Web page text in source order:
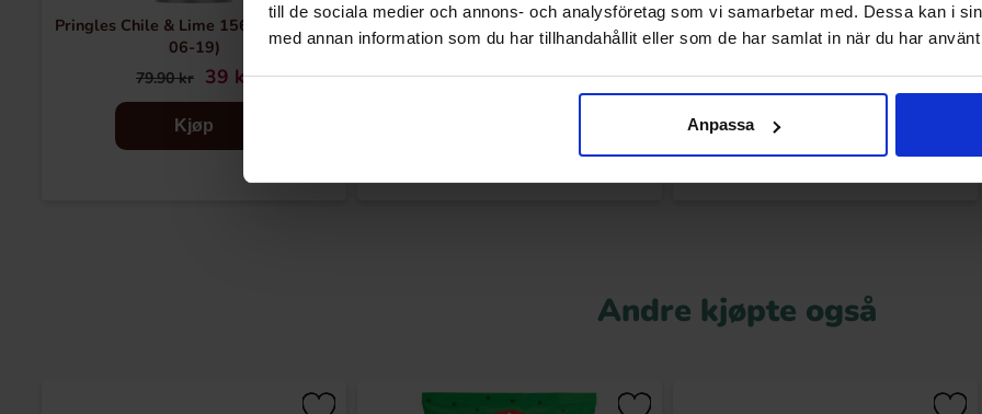
till de sociala medier och annons- och analysföretag som vi samarbetar med. Dessa kan i
med annan information som du har tillhandahållit eller som de har samlat in när du har
Anpassa
Pringles Chile & Lime 156g(BF:2026-
06-19)
79.90 kr 39 kr
Kjøp
Pringles Honey Mustard 156g
79.90 kr 36.90 kr
Pringles Hot Honey 158g
79.90 kr 34.90 kr
Andre kjøpte også